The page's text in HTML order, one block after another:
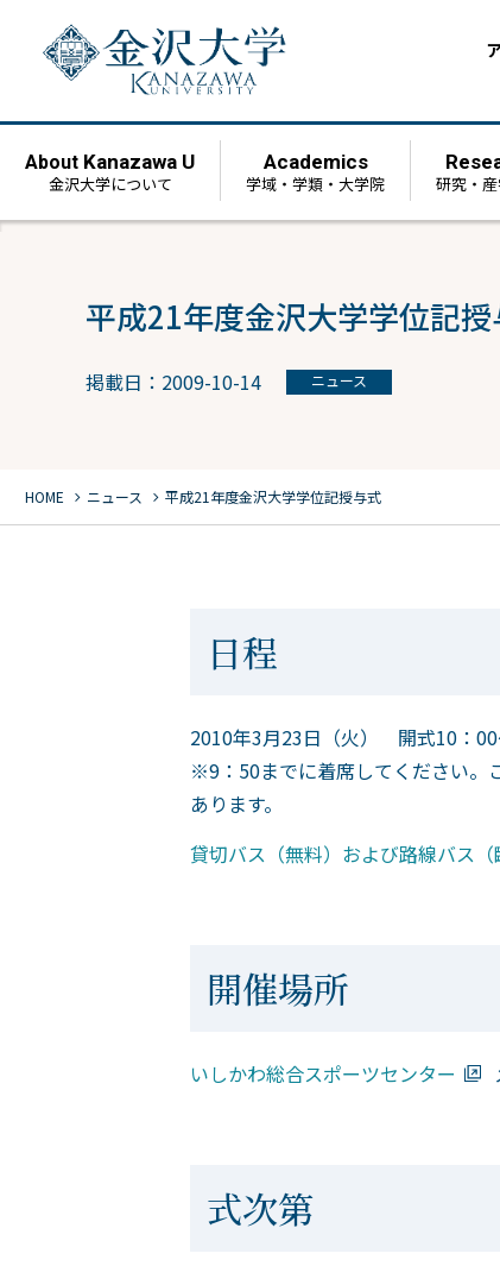
About Kanazawa U
金沢大学について
Academics
学域・学類・大学院 研究・
平成21年度金沢大学学位記授
掲載日：2009-10-14 ニュース
HOME chevron_right ニュース chevron_right 平成21年度金沢大学学位記授与式
日程
2010年3月23日（火） 開式10：
※9：50までに着席してください。
あります。
貸切バス（無料）および路線バス
開催場所
いしかわ総合スポーツセンター
式次第